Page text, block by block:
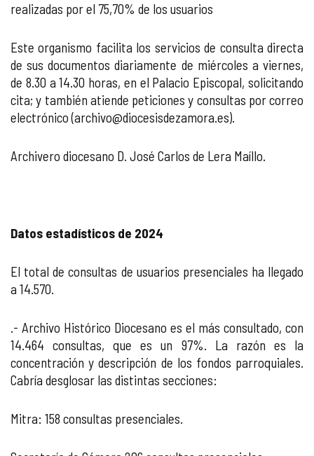
realizadas por el 75,70% de los usuarios
Este organismo facilita los servicios de consulta directa
de sus documentos diariamente de miércoles a viernes,
de 8.30 a 14.30 horas, en el Palacio Episcopal, solicitando
cita; y también atiende peticiones y consultas por correo
electrónico (archivo@diocesisdezamora.es).
Archivero diocesano D. José Carlos de Lera Maíllo.
Datos estadísticos de 2024
El total de consultas de usuarios presenciales ha llegado
a 14.570.
.- Archivo Histórico Diocesano es el más consultado, con
14.464 consultas, que es un 97%. La razón es la
concentración y descripción de los fondos parroquiales.
Cabría desglosar las distintas secciones:
Mitra: 158 consultas presenciales.